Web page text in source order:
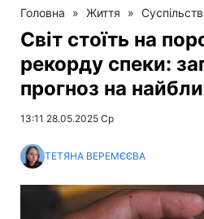
Головна » Життя »
Світ стоїть на
рекорду спеки:
прогноз на
13:11 28.05.2025 Ср
ТЕТЯНА ВЕРЕМЄЄВА